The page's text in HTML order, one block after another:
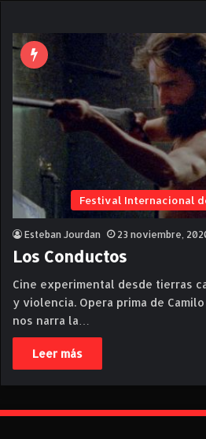
Festival Internacional
Esteban Jourdan 23 noviembre,
Los Conductos
Cine experimental desde tierras
y violencia. Opera prima de
nos narra la…
Leer más